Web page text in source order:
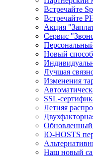
Встречайте
Встречайте
Акция
Сервис
Новый
Лучшая
Изменения
SSL-
Летняя
IO-HOSTS
Наш новый